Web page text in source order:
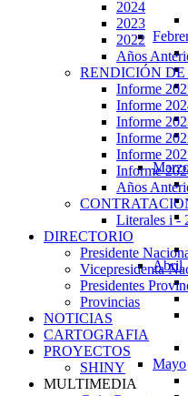
Abril
Mayo
2024
2023
2022
Años
RENDICIÓN
Informe
Informe
Informe
Informe
Informe
Informe
Años
Literales i -
DIRECTORIO
Presidente
Vicepresidenta
Presidentes
Provincias
NOTICIAS
CARTOGRAFIA
PROYECTOS
SHINY
MULTIMEDIA